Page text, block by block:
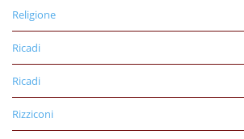
Religione
Ricadi
Ricadi
Rizziconi